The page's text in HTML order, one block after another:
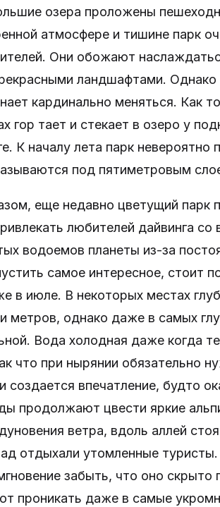
озера проложены
атмосфере и тишине парк
Они обожают
ландшафтами.
кардинально меняться. Как
гор тает и стекает в озеро у
К началу лета парк
под пятиметровым
еще недавно цветущий парк
любителей дайвинга
водоемов планеты из-за
самое интересное, стоит
в июле. В некоторых местах
метров, однако даже в самых
Вода холодная даже когда
что при нырянии обязательно
создается впечатление, будто
продолжают цвести яркие
ветра, вдоль аллей
отдыхали утомленные
забыть, что оно скрыто
проникать даже в самые